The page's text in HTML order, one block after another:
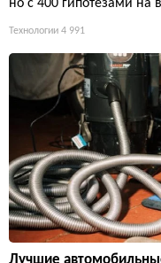
но с 400 гипотезами на
Технологии 4 991
Лучшие